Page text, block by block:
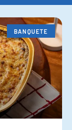
BANQUETE